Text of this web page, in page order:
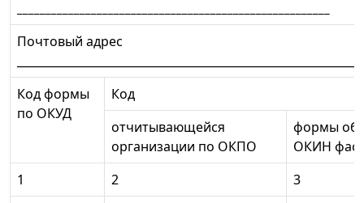
Почтовый адрес
Код формы
по ОКУД
Код
отчитывающейся
организации по ОКПО
формы
ОКИН
1
2
3